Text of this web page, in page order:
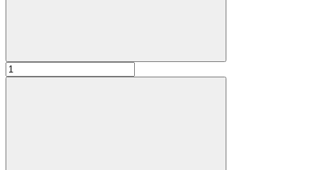
Количество
товара